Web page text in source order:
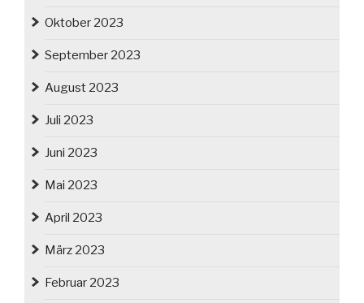
Oktober 2023
September 2023
August 2023
Juli 2023
Juni 2023
Mai 2023
April 2023
März 2023
Februar 2023